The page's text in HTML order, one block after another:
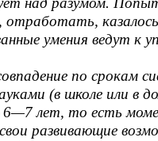
отработать,
умения ведут к
по срокам
(в школе или в
6—7 лет, то есть
развивающие